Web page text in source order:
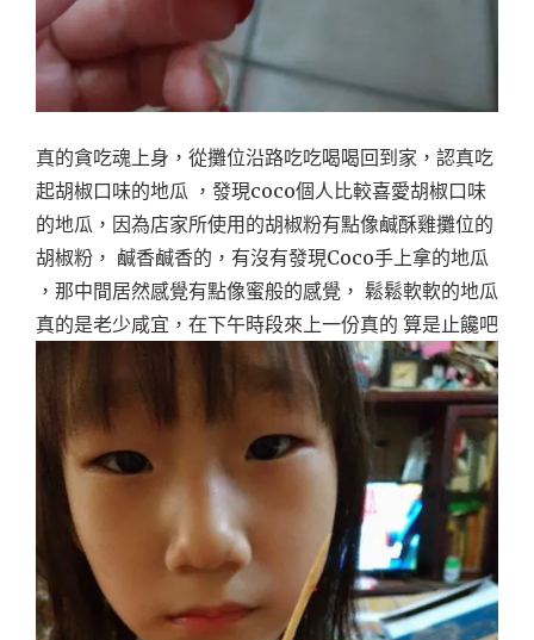
真的貪吃魂上身，從攤位沿路吃吃喝喝回到家，認真吃
起胡椒口味的地瓜 ，發現coco個人比較喜愛胡椒口味
的地瓜，因為店家所使用的胡椒粉有點像鹹酥雞攤位的
胡椒粉， 鹹香鹹香的，有沒有發現Coco手上拿的地瓜
，那中間居然感覺有點像蜜般的感覺， 鬆鬆軟軟的地瓜
真的是老少咸宜，在下午時段來上一份真的 算是止饞吧